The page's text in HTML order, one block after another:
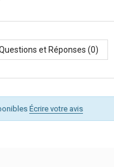
et Réponses (0)
Écrire votre avis